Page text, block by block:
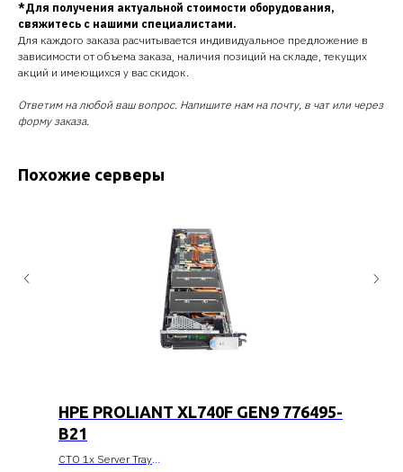
*Для получения актуальной стоимости оборудования,
свяжитесь с нашими специалистами.
Для каждого заказа расчитывается индивидуальное предложение в
зависимости от объема заказа, наличия позиций на складе, текущих
акций и имеющихся у вас скидок.
Ответим на любой ваш вопрос. Напишите нам на почту, в чат или через
форму заказа.
Похожие серверы
HPE PROLIANT XL740F GEN9 776495-
B21
CTO 1x Server Tray